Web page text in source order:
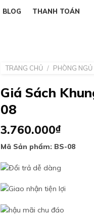
BLOG THANH TOÁN
TRANG CHỦ / PHÒNG NGỦ
Giá Sách
08
3.760.000₫
Mã Sản phẩm: BS-08